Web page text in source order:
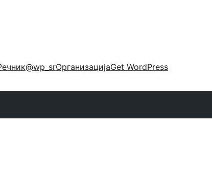
@wp_srОрганизацијаGet WordPress